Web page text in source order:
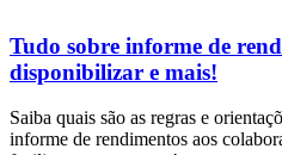
Tudo sobre informe de
disponibilizar e mais!
Saiba quais são as regras e
informe de rendimentos aos